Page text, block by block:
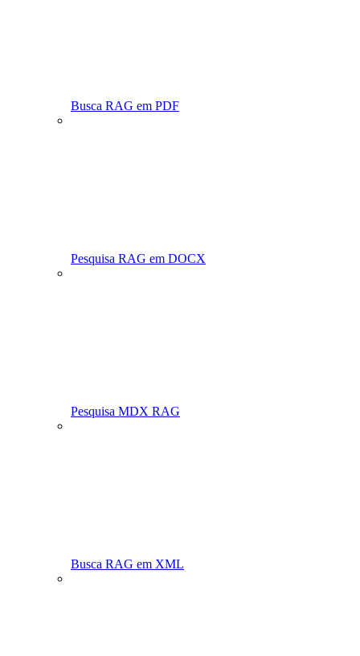
Busca RAG em PDF
Pesquisa RAG em DOCX
Pesquisa MDX RAG
Busca RAG em XML